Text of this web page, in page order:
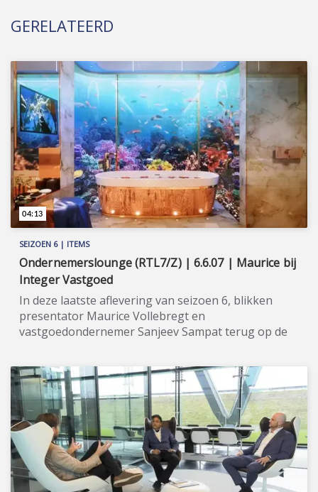
GERELATEERD
SEIZOEN 6 | ITEMS
Ondernemerslounge (RTL7/Z) | 6.6.07 | Maurice bij
Integer Vastgoed
In deze laatste aflevering van seizoen 6, blikken
presentator Maurice Vollebregt en
vastgoedondernemer Sanjeev Sampat terug op de
Vastgoed is een ontwikkelaar van
vastgoedprojecten in het binnenland en het
buitenland (onder meer in Europa en Dubai). In
Nederland timmert zij vooral aan de weg in Almere.
Na de eerdere successen van 'Oasis Beach (1 t/m 5)'
en 'Oasis Villa's', wordt nu het project 'Oasis City'
gerealiseerd. Het complex ligt op gunstige locatie in
het centrum van Almere Stad. Er komen 65 luxe
appartementen, voorzien van hoge ramen,
04:13